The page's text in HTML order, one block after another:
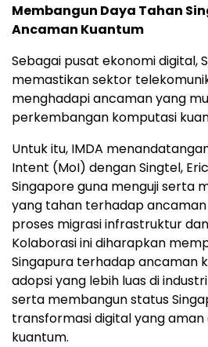
Membangun Daya Tahan
Ancaman Kuantum
Sebagai pusat ekonomi digital,
memastikan sektor
menghadapi ancaman yang
perkembangan komputasi
Untuk itu, IMDA
Intent (MoI) dengan Singtel,
Singapore guna menguji serta
yang tahan terhadap
proses migrasi infrastruktur
Kolaborasi ini diharapkan
Singapura terhadap ancaman
adopsi yang lebih luas di
serta membangun status
transformasi digital yang
kuantum.